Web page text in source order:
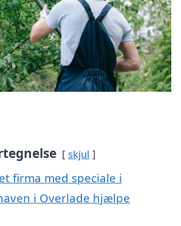
skjul
firma med speciale i
i Overlade hjælpe